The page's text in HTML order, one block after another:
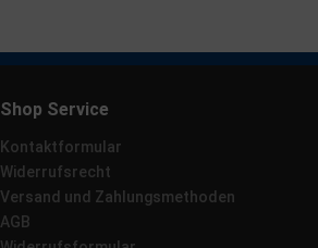
Shop Service
Kontaktformular
Widerrufsrecht
Versand und Zahlungsmethoden
AGB